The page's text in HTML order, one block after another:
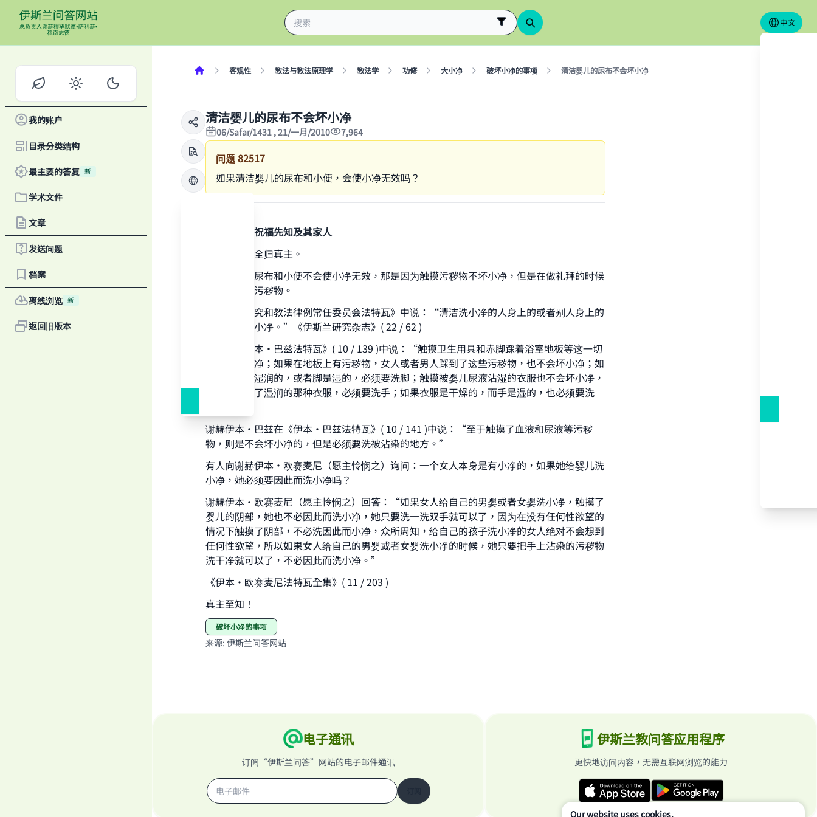
中文
我的账户
目录分类结构
最主要的答复 新
学术文件
文章
发送问题
档案
离线浏览 新
返回旧版本
客观性 教法与教法原理学 教法学 功修 大小净 破坏小净的事项 清洁婴儿的尿布不会坏小净
清洁婴儿的尿布不会坏小净
06/Safar/1431 , 21/一月/2010 7,964
问题82517
如果清洁婴儿的尿布和小便，会使小净无效吗？
感谢真主，祝福先知及其家人
一切赞颂，全归真主。
清洁婴儿的尿布和小便不会使小净无效，那是因为触摸污秽物不坏小净，但是在做礼拜的时候
必须要洗掉污秽物。
在《学术研究和教法律例常任委员会法特瓦》中说：“清洁洗小净的人身上的或者别人身上的
污秽物不坏小净。”《伊斯兰研究杂志》( 22 / 62 )
在《谢赫伊本•巴兹法特瓦》( 10 / 139 )中说：“触摸卫生用具和赤脚踩着浴室地板等这一切
都不会坏小净；如果在地板上有污秽物，女人或者男人踩到了这些污秽物，也不会坏小净；如
果污秽物是湿润的，或者脚是湿的，必须要洗脚；触摸被婴儿尿液沾湿的衣服也不会坏小净，
谁如果触摸了湿润的那种衣服，必须要洗手；如果衣服是干燥的，而手是湿的，也必须要洗
谢赫伊本•巴兹在《伊本•巴兹法特瓦》( 10 / 141 )中说：“至于触摸了血液和尿液等污秽
物，则是不会坏小净的，但是必须要洗被沾染的地方。”
有人向谢赫伊本•欧赛麦尼（愿主怜悯之）询问：一个女人本身是有小净的，如果她给婴儿洗
小净，她必须要因此而洗小净吗？
谢赫伊本•欧赛麦尼（愿主怜悯之）回答：“如果女人给自己的男婴或者女婴洗小净，触摸了
婴儿的阴部，她也不必因此而洗小净，她只要洗一洗双手就可以了，因为在没有任何性欲望的
情况下触摸了阴部，不必洗因此而小净，众所周知，给自己的孩子洗小净的女人绝对不会想到
任何性欲望，所以如果女人给自己的男婴或者女婴洗小净的时候，她只要把手上沾染的污秽物
洗干净就可以了，不必因此而洗小净。”
《伊本•欧赛麦尼法特瓦全集》( 11 / 203 )
真主至知！
破坏小净的事项
来源: 伊斯兰问答网站
电子通讯
订阅“伊斯兰问答”网站的电子邮件通讯
伊斯兰教问答应用程序
更快地访问内容，无需互联网浏览的能力
Make an impact on millions of lives with your
contribution today
Your support is crucial for our mission.
The Prophet (ﷺ) said:
"A person who leads others to doing what is good will earn the
same reward as those who do it."
(MUSLIM, 1893)
Support IslamQA
Our website uses cookies.